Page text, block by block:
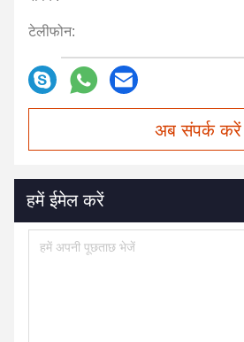
टेलीफोन:
अब संपर्क करें
हमें ईमेल करें